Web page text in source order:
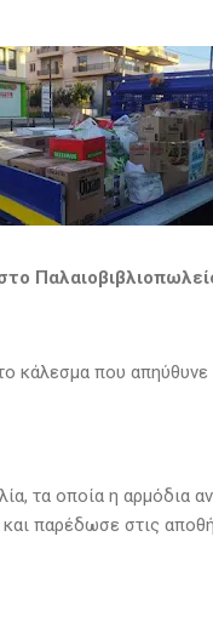
κάλεσμα που
τα οποία η αρμόδια
παρέδωσε στις